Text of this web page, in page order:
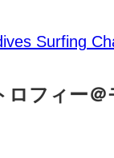
Surfing
フィー